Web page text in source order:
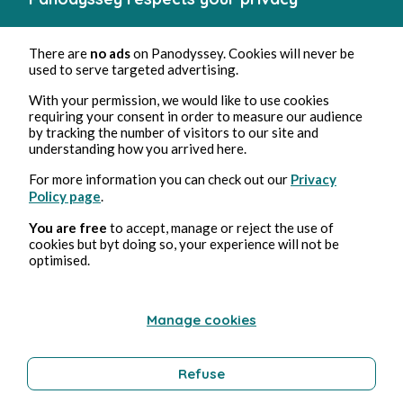
There are no adson Panodyssey. Cookies will never be
used to serve targeted advertising.
With your permission, we would like to use cookies
requiring your consent in order to measure our audience
by tracking the number of visitors to our site and
understanding how you arrived here.
For more information you can check out our Privacy
Policy page.
You are free to accept, manage or reject the use of
cookies but byt doing so, your experience will not be
optimised.
Manage cookies
Refuse